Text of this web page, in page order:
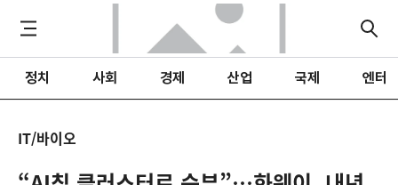
정치 사회 경제 산업 국제 엔터
IT/바이오